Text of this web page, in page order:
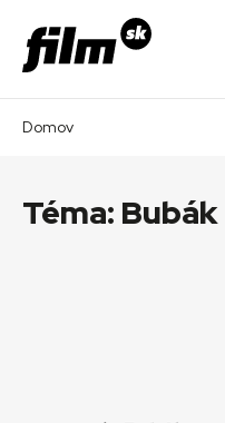
Domov
Téma: Bubák